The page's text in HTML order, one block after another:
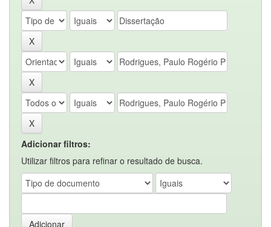
Adicionar filtros:
Utilizar filtros para refinar o resultado de busca.